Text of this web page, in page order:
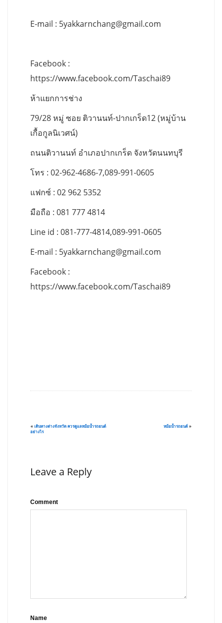
E-mail : 5yakkarnchang@gmail.com
Facebook :
https://www.facebook.com/Taschai89
ห้าแยกการช่าง
79/28 หมู่ ซอย ติวานนท์-ปากเกร็ด12 (หมู่บ้าน
เกื้อกูลนิเวศน์)
ถนนติวานนท์ อำเภอปากเกร็ด จังหวัดนนทบุรี
โทร : 02-962-4686-7,089-991-0605
แฟกซ์ : 02 962 5352
มือถือ : 081 777 4814
Line id : 081-777-4814,089-991-0605
E-mail : 5yakkarnchang@gmail.com
Facebook :
https://www.facebook.com/Taschai89
« เดินทางต่างจังหวัด ควรดูแลหม้อน้ำรถยนต์
อย่างไร
หม้อน้ำรถยนต์ »
Leave a Reply
Comment
Name